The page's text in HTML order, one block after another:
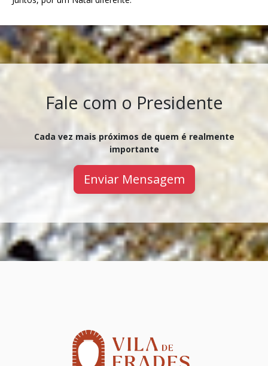
Fale com o Presidente
Cada vez mais próximos de quem é realmente
importante
Enviar Mensagem